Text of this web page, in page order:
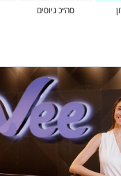
סה״כ גיוסים